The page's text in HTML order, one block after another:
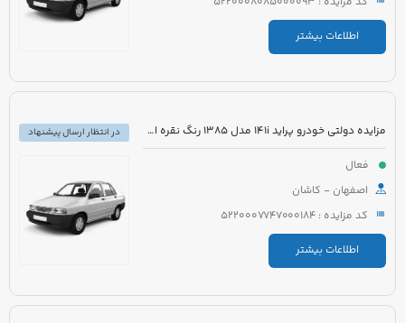
اطلاعات بیشتر
مزایده دولتی خودرو پراید 141i مدل 1385 رنگ نقره ای متالیک
فعال
اصفهان - کاشان
کد مزایده : 5220007747000184
اطلاعات بیشتر
در انتظار ارسال پیشنهاد